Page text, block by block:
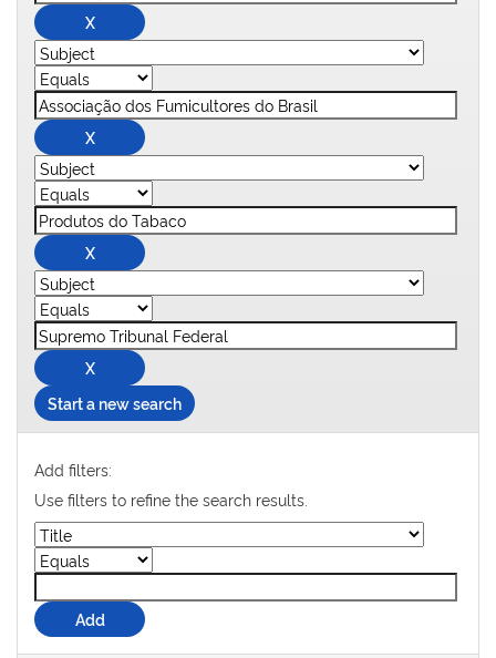
Start a new search
Add filters:
Use filters to refine the search results.